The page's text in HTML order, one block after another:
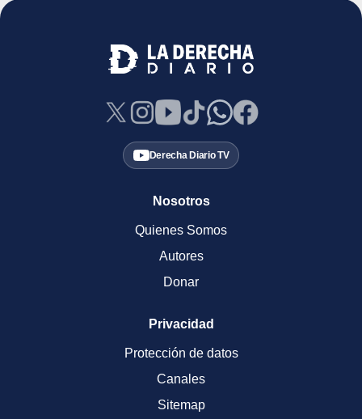
Derecha Diario TV
Nosotros
Quienes Somos
Autores
Donar
Privacidad
Protección de datos
Canales
Sitemap